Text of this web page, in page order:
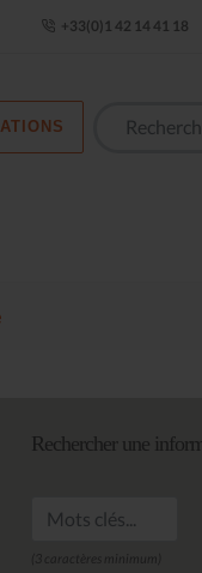
Google Établissement
+33(0)1 42 14 41 18
Rechercher une